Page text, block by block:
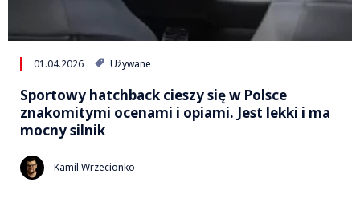
01.04.2026 Używane
Sportowy hatchback cieszy się w Polsce
znakomitymi ocenami i opiami. Jest lekki i ma
mocny silnik
Kamil Wrzecionko